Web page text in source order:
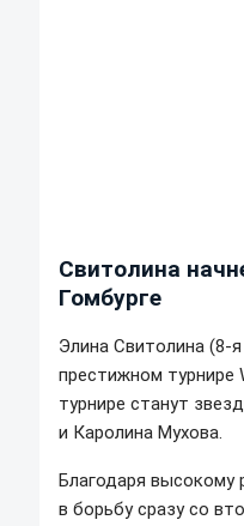
Свитолина
Гомбурге
Элина Свитолина (8-
престижном турнире
турнире станут
и Каролина Мухова.
Благодаря высокому
в борьбу сразу со